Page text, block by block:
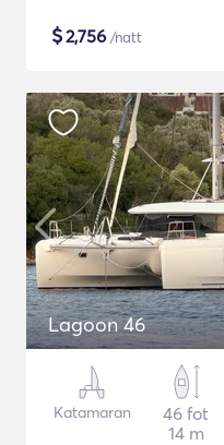
$2,756 /natt
Lagoon 46
Katamaran
46 fot
14 m